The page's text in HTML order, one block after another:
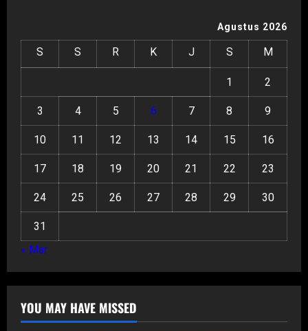
Agustus 2026
S S R K J S M
1 2
3 4 5 6 7 8 9
10 11 12 13 14 15 16
17 18 19 20 21 22 23
24 25 26 27 28 29 30
31
« Mar
YOU MAY HAVE MISSED